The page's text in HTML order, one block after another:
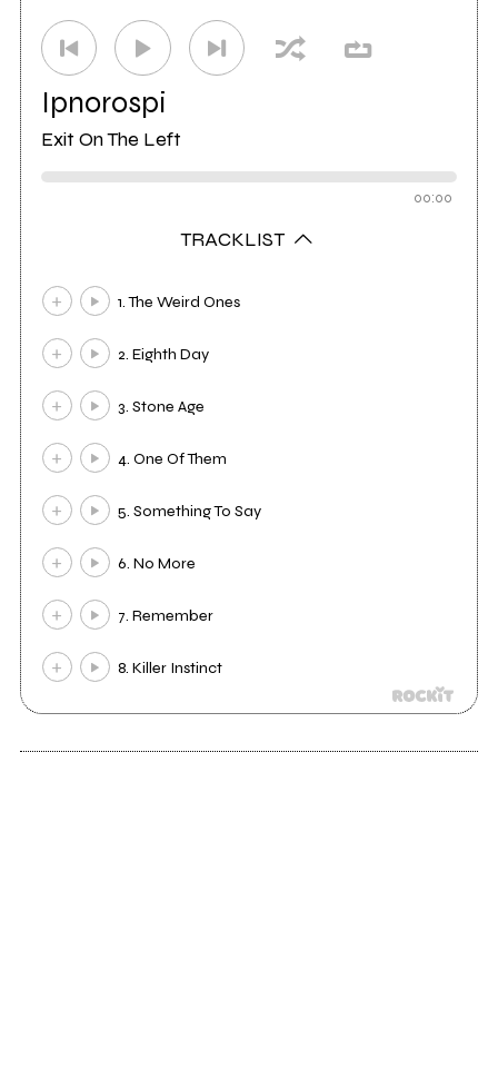
Ipnorospi
Exit On The Left
00:00
TRACKLIST
1. The Weird Ones
2. Eighth Day
3. Stone Age
4. One Of Them
5. Something To Say
6. No More
7. Remember
8. Killer Instinct